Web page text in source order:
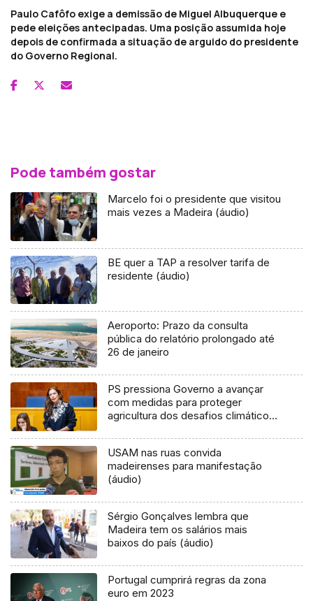
Paulo Cafôfo exige a demissão de Miguel Albuquerque e
pede eleições antecipadas. Uma posição assumida hoje
depois de confirmada a situação de arguido do presidente
do Governo Regional.
Pode também gostar
Marcelo foi o presidente que visitou
mais vezes a Madeira (áudio)
BE quer a TAP a resolver tarifa de
residente (áudio)
Aeroporto: Prazo da consulta
pública do relatório prolongado até
26 de janeiro
PS pressiona Governo a avançar
com medidas para proteger
agricultura dos desafios climáticos
USAM nas ruas convida
madeirenses para manifestação
(áudio)
Sérgio Gonçalves lembra que
Madeira tem os salários mais
baixos do país (áudio)
Portugal cumprirá regras da zona
euro em 2023